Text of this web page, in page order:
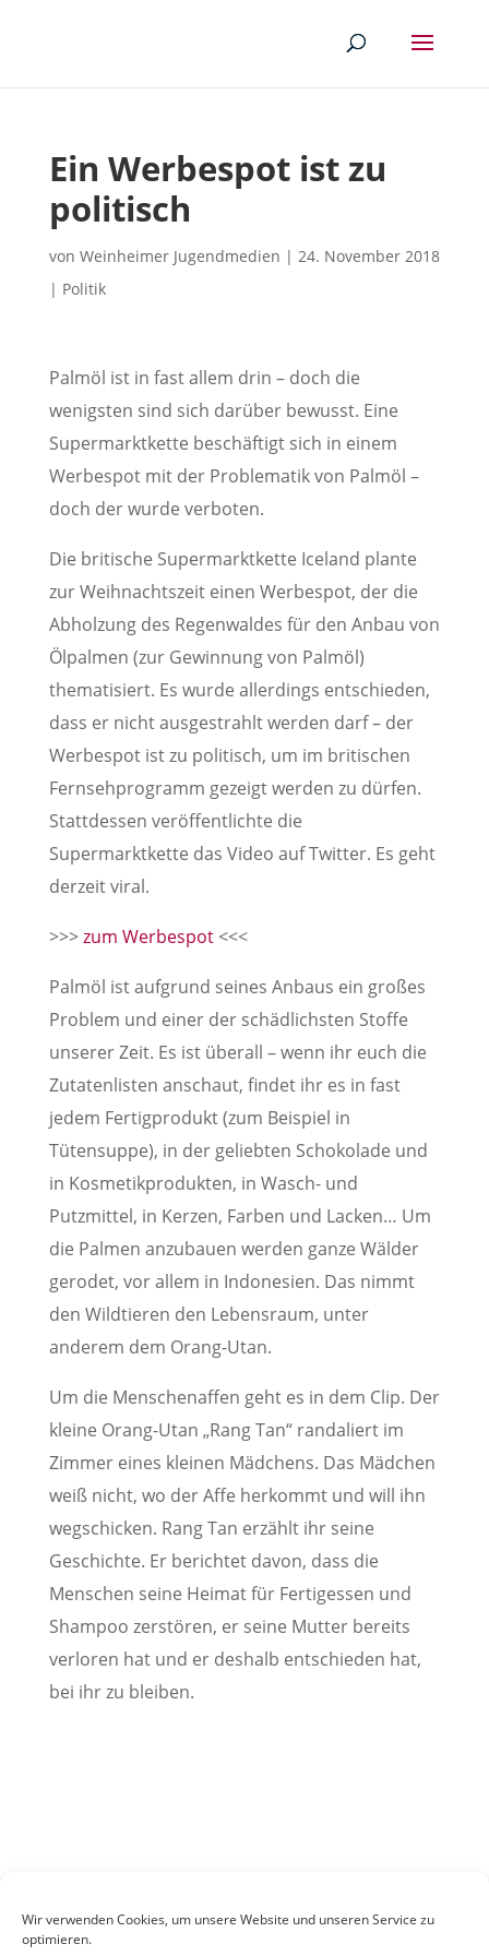
Wir verwenden Cookies, um unsere Website und unseren Service zu
optimieren.
Ein Werbespot ist zu
politisch
von Weinheimer Jugendmedien | 24. November 2018
| Politik
Palmöl ist in fast allem drin – doch die
wenigsten sind sich darüber bewusst. Eine
Supermarktkette beschäftigt sich in einem
Werbespot mit der Problematik von Palmöl –
doch der wurde verboten.
Die britische Supermarktkette Iceland plante
zur Weihnachtszeit einen Werbespot, der die
Abholzung des Regenwaldes für den Anbau von
Ölpalmen (zur Gewinnung von Palmöl)
thematisiert. Es wurde allerdings entschieden,
dass er nicht ausgestrahlt werden darf – der
Werbespot ist zu politisch, um im britischen
Fernsehprogramm gezeigt werden zu dürfen.
Stattdessen veröffentlichte die
Supermarktkette das Video auf Twitter. Es geht
derzeit viral.
>>>zum Werbespot<<<
Palmöl ist aufgrund seines Anbaus ein großes
Problem und einer der schädlichsten Stoffe
unserer Zeit. Es ist überall – wenn ihr euch die
Zutatenlisten anschaut, findet ihr es in fast
jedem Fertigprodukt (zum Beispiel in
Tütensuppe), in der geliebten Schokolade und
in Kosmetikprodukten, in Wasch- und
Putzmittel, in Kerzen, Farben und Lacken… Um
die Palmen anzubauen werden ganze Wälder
gerodet, vor allem in Indonesien. Das nimmt
den Wildtieren den Lebensraum, unter
anderem dem Orang-Utan.
Um die Menschenaffen geht es in dem Clip. Der
kleine Orang-Utan „Rang Tan“ randaliert im
Zimmer eines kleinen Mädchens. Das Mädchen
weiß nicht, wo der Affe herkommt und will ihn
wegschicken. Rang Tan erzählt ihr seine
Geschichte. Er berichtet davon, dass die
Menschen seine Heimat für Fertigessen und
Shampoo zerstören, er seine Mutter bereits
verloren hat und er deshalb entschieden hat,
bei ihr zu bleiben.
Beitrag: Sarah Dernst